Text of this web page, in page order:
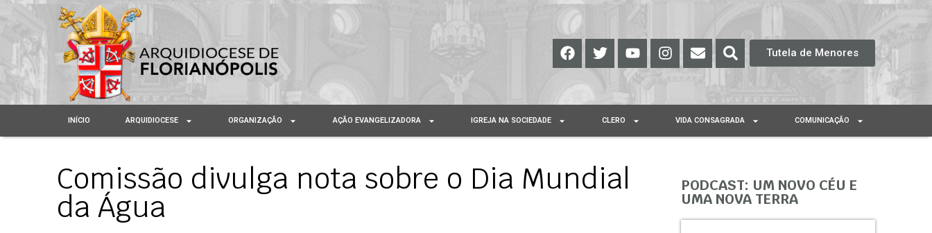
Tutela de Menores
INÍCIO ARQUIDIOCESE ORGANIZAÇÃO AÇÃO EVANGELIZADORA IGREJA NA SOCIEDADE CLERO VIDA CONSAGRADA COMUNICAÇÃO
Comissão divulga nota sobre o Dia Mundial
da Água
PODCAST: UM NOVO CÉU E
UMA NOVA TERRA